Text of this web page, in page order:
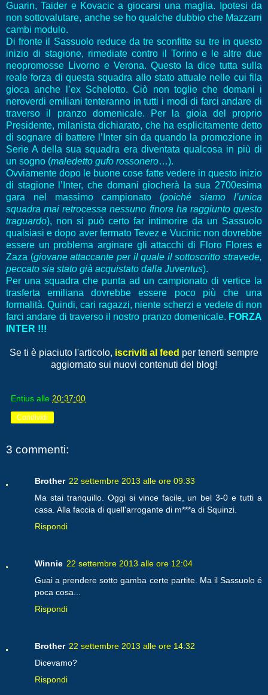
Guarin, Taider e Kovacic a giocarsi una maglia. Ipotesi da
non sottovalutare, anche se ho qualche dubbio che Mazzarri
cambi modulo.
Di fronte il Sassuolo reduce da tre sconfitte su tre in questo
inizio di stagione, rimediate contro il Torino e le altre due
neopromosse Livorno e Verona. Questo la dice tutta sulla
reale forza di questa squadra allo stato attuale nelle cui fila
gioca anche l’ex Schelotto. Ciò non toglie che domani i
neroverdi emiliani tenteranno in tutti i modi di farci andare di
traverso il pranzo domenicale. Per la gioia del proprio
Presidente, milanista dichiarato, che ha esplicitamente detto
di sognare di battere l’Inter sin da quando la promozione in
Serie A della sua squadra era diventata qualcosa in più di
un sogno (maledetto gufo rossonero…).
Ovviamente dopo le buone cose fatte vedere in questo inizio
di stagione l’Inter, che domani giocherà la sua 2700esima
gara nel massimo campionato (poiché siamo l’unica
squadra mai retrocessa nessuno finora ha raggiunto questo
traguardo), non si può certo far intimorire da un Sassuolo
qualsiasi e dopo aver fermato Tevez e Vucinic non dovrebbe
essere un problema arginare gli attacchi di Floro Flores e
Zaza (giovane attaccante per il quale il sottoscritto stravede,
peccato sia stato già acquistato dalla Juventus).
Per una squadra che punta ad un campionato di vertice la
trasferta emiliana dovrebbe essere poco più che una
formalità. Quindi, cari ragazzi, niente scherzi e vedete di non
farci andare di traverso il nostro pranzo domenicale. FORZA
INTER !!!
Se ti è piaciuto l'articolo, iscriviti al feed per tenerti sempre
aggiornato sui nuovi contenuti del blog!
Entius alle 20:37:00
Condividi
3 commenti:
Brother 22 settembre 2013 alle ore 09:33
Ma stai tranquillo. Oggi si vince facile, un bel 3-0 e tutti a
casa. Alla faccia di quell'arrogante di m***a di Squinzi.
Rispondi
Winnie 22 settembre 2013 alle ore 12:04
Guai a prendere sotto gamba certe partite. Ma il Sassuolo é
poca cosa...
Rispondi
Brother 22 settembre 2013 alle ore 14:32
Dicevamo?
Rispondi